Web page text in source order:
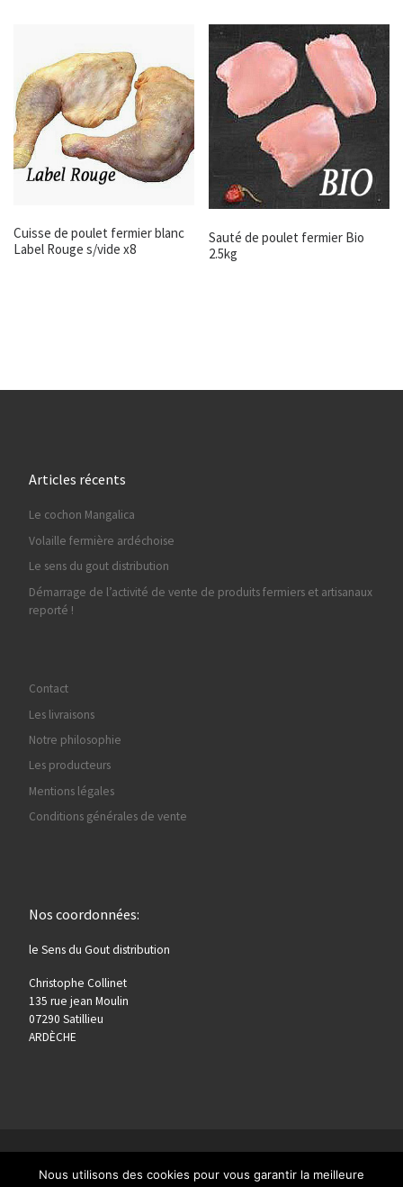
Cuisse de poulet fermier blanc
Label Rouge s/vide x8
Sauté de poulet fermier Bio
2.5kg
Articles récents
Le cochon Mangalica
Volaille fermière ardéchoise
Le sens du gout distribution
Démarrage de l’activité de vente de produits fermiers et artisanaux
reporté !
Contact
Les livraisons
Notre philosophie
Les producteurs
Mentions légales
Conditions générales de vente
Nos coordonnées:
le Sens du Gout distribution
Christophe Collinet
135 rue jean Moulin
07290 Satillieu
ARDÈCHE
Nous utilisons des cookies pour vous garantir la meilleure